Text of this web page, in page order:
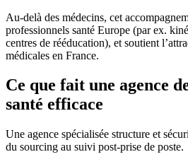
Au-delà des médecins, cet
professionnels santé Europe (par ex.
centres de rééducation), et soutient
médicales en France.
Ce que fait une agence
santé efficace
Une agence spécialisée structure et
du sourcing au suivi post-prise de poste.